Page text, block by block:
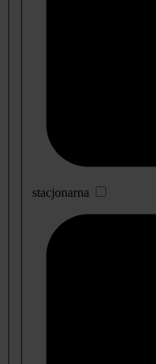
stacjonarna